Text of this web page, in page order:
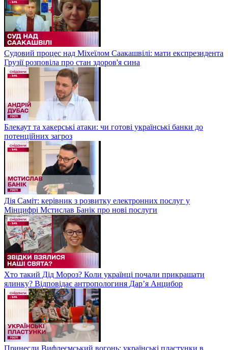
Судовий процес над Міхеїлом Саакашвілі: мати експрезидента
Грузії розповіла про стан здоров'я сина
Блекаут та хакерські атаки: чи готові українські банки до
потенційних загроз
Дія Саміт: керівник з розвитку електронних послуг у
Мінцифрі Мстислав Банік про нові послуги
Хто такий Дід Мороз? Коли українці почали прикрашати
ялинку? Відповідає антропологиня Дарʼя Анцибор
Принесли Вифлеємський вогонь: українські пластунки в